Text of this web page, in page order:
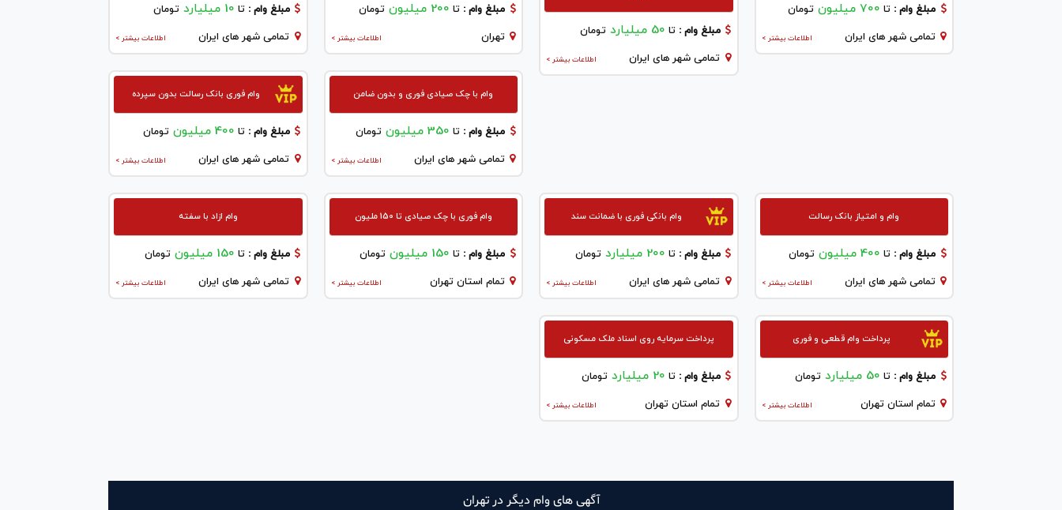
مبلغ وام : تا 700 میلیون تومان
اطلاعات بیشتر > تمامی شهر های ایران مبلغ وام :تا 50 میلیارد تومان
اطلاعات بیشتر > تمامی شهر های ایران
مبلغ وام : تا 200 میلیون تومان
اطلاعات بیشتر > تهران
مبلغ وام :تا 10 میلیارد تومان
اطلاعات بیشتر > تمامی شهر های ایران
وام با چک صیادی فوری و بدون ضامن
مبلغ وام : تا 350 میلیون تومان
اطلاعات بیشتر > تمامی شهر های ایران
وام فوری بانک رسالت بدون سپرده
مبلغ وام :تا 400 میلیون تومان
اطلاعات بیشتر > تمامی شهر های ایران
وام و امتیاز بانک رسالت
مبلغ وام : تا 400 میلیون تومان
اطلاعات بیشتر > تمامی شهر های ایران
وام بانکی فوری با ضمانت سند
مبلغ وام :تا 200 میلیارد تومان
اطلاعات بیشتر > تمامی شهر های ایران
وام فوری با چک صیادی تا 150 ملیون
مبلغ وام : تا 150 میلیون تومان
اطلاعات بیشتر > تمام استان تهران
وام ازاد با سفته
مبلغ وام :تا 150 میلیون تومان
اطلاعات بیشتر > تمامی شهر های ایران
پرداخت وام قطعی و فوری
مبلغ وام : تا 50 میلیارد تومان
اطلاعات بیشتر > تمام استان تهران
پرداخت سرمایه روی اسناد ملک مسکونی
مبلغ وام :تا 20 میلیارد تومان
اطلاعات بیشتر > تمام استان تهران
آگهی های وام دیگر در تهران